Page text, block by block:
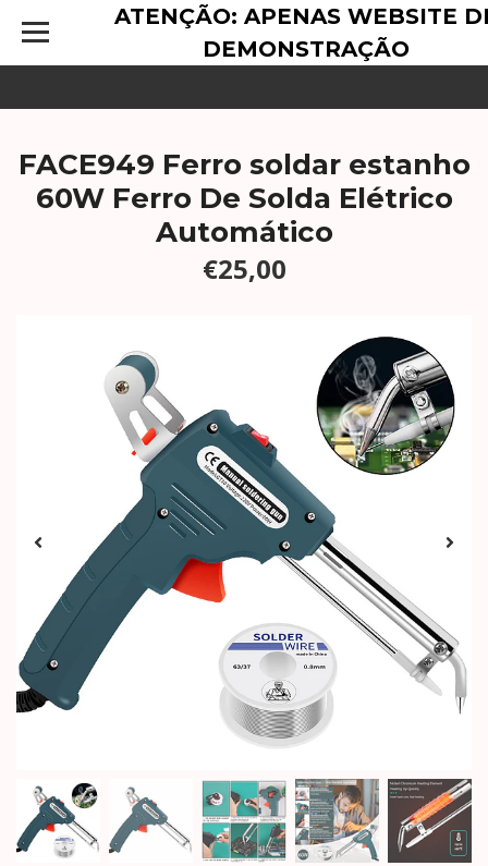
ATENÇÃO: APENAS WEBSITE
DEMONSTRAÇÃO
FACE949 Ferro soldar estanho
60W Ferro De Solda Elétrico
Automático
€25,00